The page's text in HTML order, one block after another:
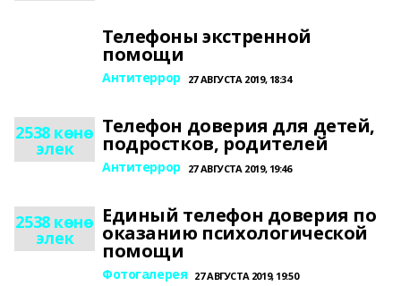
Телефоны экстренной
помощи
Антитеррор 27 АВГУСТА 2019, 18:34
2538 көнө
элек
Телефон доверия для детей,
подростков, родителей
Антитеррор 27 АВГУСТА 2019, 19:46
2538 көнө
элек
Единый телефон доверия по
оказанию психологической
помощи
Фотогалерея 27 АВГУСТА 2019, 19:50